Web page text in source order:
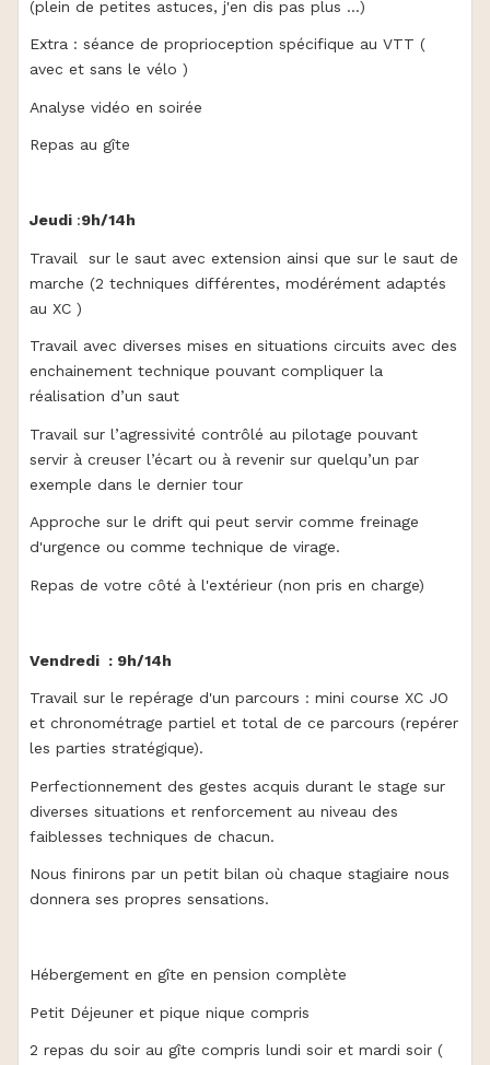
(plein de petites astuces, j'en dis pas plus ...)
Extra : séance de proprioception spécifique au VTT (
avec et sans le vélo )
Analyse vidéo en soirée
Repas au gîte
Jeudi :9h/14h
Travail sur le saut avec extension ainsi que sur le saut de
marche (2 techniques différentes, modérément adaptés
au XC )
Travail avec diverses mises en situations circuits avec des
enchainement technique pouvant compliquer la
réalisation d’un saut
Travail sur l’agressivité contrôlé au pilotage pouvant
servir à creuser l’écart ou à revenir sur quelqu’un par
exemple dans le dernier tour
Approche sur le drift qui peut servir comme freinage
d'urgence ou comme technique de virage.
Repas de votre côté à l'extérieur (non pris en charge)
Vendredi : 9h/14h
Travail sur le repérage d'un parcours : mini course XC JO
et chronométrage partiel et total de ce parcours (repérer
les parties stratégique).
Perfectionnement des gestes acquis durant le stage sur
diverses situations et renforcement au niveau des
faiblesses techniques de chacun.
Nous finirons par un petit bilan où chaque stagiaire nous
donnera ses propres sensations.
Hébergement en gîte en pension complète
Petit Déjeuner et pique nique compris
2 repas du soir au gîte compris lundi soir et mardi soir (